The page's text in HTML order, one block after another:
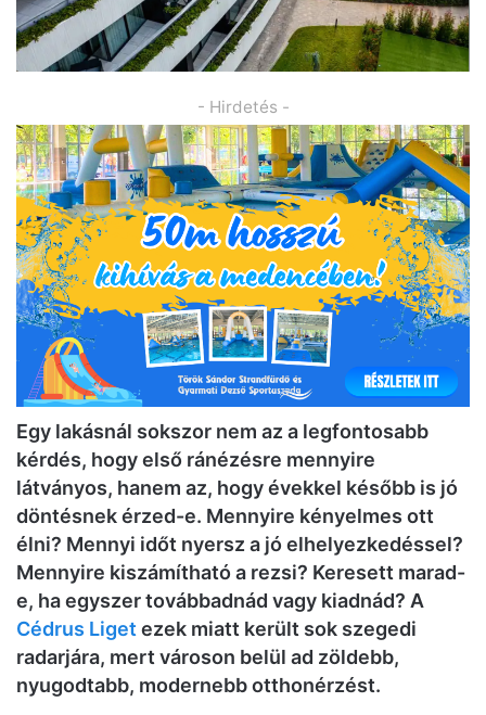
- Hirdetés -
Egy lakásnál sokszor nem az a legfontosabb
kérdés, hogy első ránézésre mennyire
látványos, hanem az, hogy évekkel később is jó
döntésnek érzed-e. Mennyire kényelmes ott
élni? Mennyi időt nyersz a jó elhelyezkedéssel?
Mennyire kiszámítható a rezsi? Keresett marad-
e, ha egyszer továbbadnád vagy kiadnád? A
Cédrus Liget ezek miatt került sok szegedi
radarjára, mert városon belül ad zöldebb,
nyugodtabb, modernebb otthonérzést.